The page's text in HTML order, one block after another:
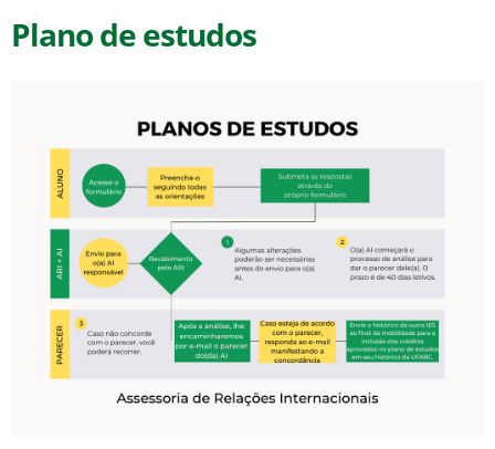
Plano de estudos